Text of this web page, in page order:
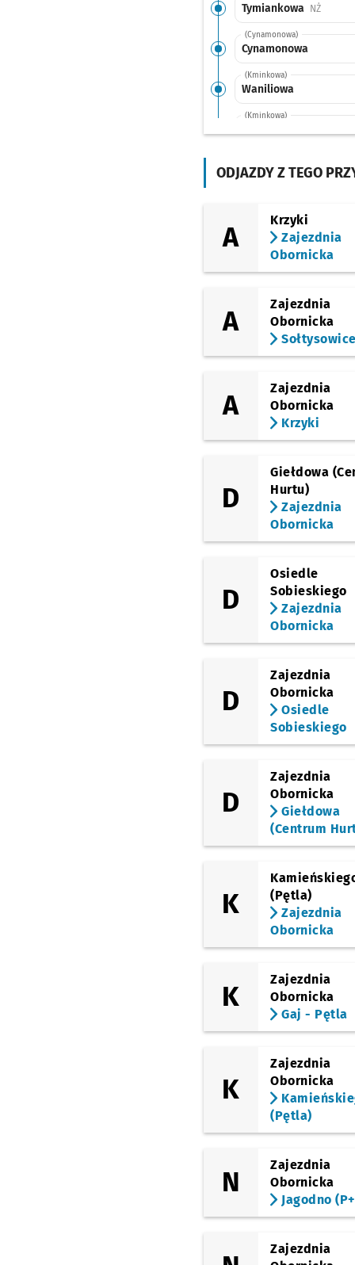
Tymiankowa NŻ
(Cynamonowa)
Cynamonowa
(Kminkowa)
Waniliowa
(Kminkowa)
Kminkowa
ODJAZDY Z TEGO
A
Krzyki
Zajezdnia
Obornicka
A
Zajezdnia
Obornicka
Sołtysowice
A
Zajezdnia
Obornicka
Krzyki
D
Giełdowa
Hurtu)
Zajezdnia
Obornicka
D
Osiedle
Sobieskiego
Zajezdnia
Obornicka
D
Zajezdnia
Obornicka
Osiedle
Sobieskiego
D
Zajezdnia
Obornicka
Giełdowa
(Centrum
K
(Pętla)
Zajezdnia
Obornicka
K
Zajezdnia
Obornicka
Gaj - Pętla
K
Zajezdnia
Obornicka
(Pętla)
N
Zajezdnia
Obornicka
Jagodno
Zajezdnia